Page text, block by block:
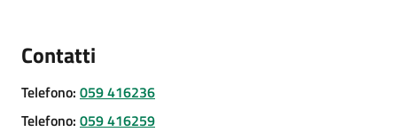
Prenotazione
appuntamenti
Contatti
Telefono: 059 416236
Telefono: 059 416259